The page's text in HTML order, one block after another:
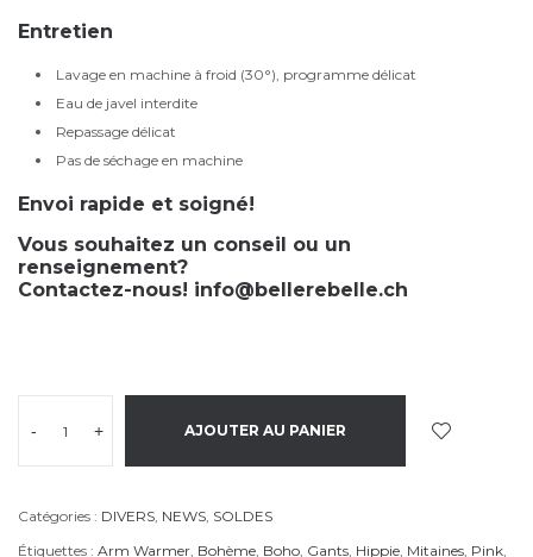
Entretien
Lavage en machine à froid (30°), programme délicat
Eau de javel interdite
Repassage délicat
Pas de séchage en machine
Envoi rapide et soigné!
Vous souhaitez un conseil ou un
renseignement?
Contactez-nous! info@bellerebelle.ch
- + AJOUTER AU PANIER
Catégories : DIVERS, NEWS, SOLDES
Étiquettes : Arm Warmer, Bohème, Boho, Gants, Hippie, Mitaines, Pink,